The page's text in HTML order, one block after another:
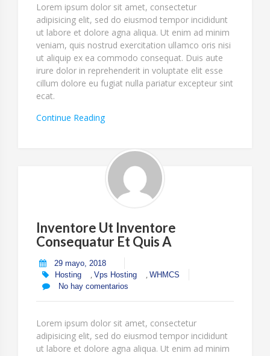
Lorem ipsum dolor sit amet, consectetur
adipisicing elit, sed do eiusmod tempor incididunt
ut labore et dolore agna aliqua. Ut enim ad minim
veniam, quis nostrud exercitation ullamco oris nisi
ut aliquip ex ea commodo consequat. Duis aute
irure dolor in reprehenderit in voluptate elit esse
cillum dolore eu fugiat nulla pariatur excepteur sint
ecat.
Continue Reading“Tempore
Officiis”
Inventore Ut Inventore
Consequatur Et Quis A
29 mayo, 2018
Hosting
, Vps Hosting , WHMCS
No hay comentarios
Lorem ipsum dolor sit amet, consectetur
adipisicing elit, sed do eiusmod tempor incididunt
ut labore et dolore agna aliqua. Ut enim ad minim